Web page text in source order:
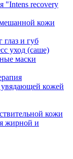
"Intens recovery
кожи
глаз и губ
уход (саше)
маски
кожей
кожи
жирной и